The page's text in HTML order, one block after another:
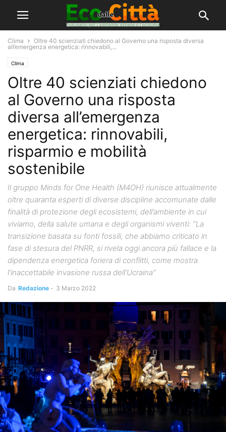
Clima
Oltre 40 scienziati chiedono al Governo una risposta diversa
all’emergenza energetica: rinnovabili,...
Clima
Oltre 40 scienziati chiedono
al Governo una risposta
diversa all’emergenza
energetica: rinnovabili,
risparmio e mobilità
sostenibile
Il gruppo Minds for One Health (M4OH) riunisce attualmente
oltre quaranta esperti di diverse discipline accomunate dalle
finalità di protezione degli ecosistemi, dell’ambiente in cui
viviamo, della salute umana e degli organismi viventi: "La
transizione basata su fonti fossili, che abbiamo criticato in
fase di stesura del PNRR, si rivela oggi ancora più fallace e la
dipendenza energetica foriera di conflitti, come mostra
l’inaccettabile invasione russa dell’Ucraina"
Da Redazione - 3 Marzo 2022